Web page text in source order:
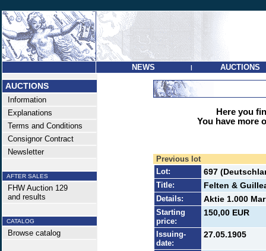
NEWS | AUCTIONS
AUCTIONS
Information
Explanations
Terms and Conditions
Consignor Contract
Newsletter
AFTER SALES
FHW Auction 129
and results
CATALOG
Browse catalog
Here you
You have more
Previous lot
Lot:
697
Title: Felten &
Details: Aktie 1.000
Starting
price:
150,00 EUR
Issuing-
date:
27.05.1905